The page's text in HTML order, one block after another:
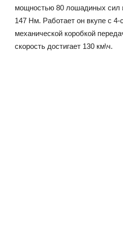
мощностью 80 лошадиных сил
147 Нм. Работает он вкупе с 4-
механической коробкой
скорость достигает 130 км\ч.